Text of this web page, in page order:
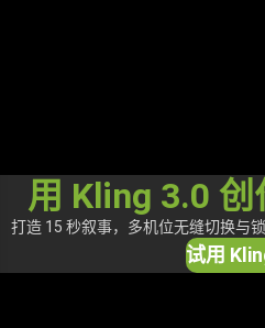
用 Kling 3.0
打造 15 秒叙事，多机位无缝切换与
试用